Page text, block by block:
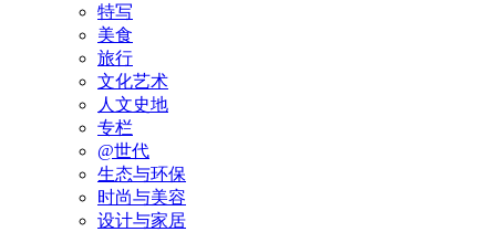
特写
美食
旅行
文化艺术
人文史地
专栏
@世代
生态与环保
时尚与美容
设计与家居